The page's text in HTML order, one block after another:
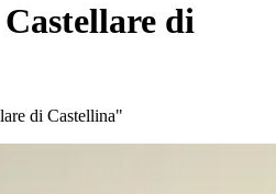
di
di Castellina"